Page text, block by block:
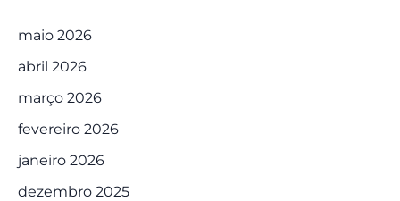
maio 2026
abril 2026
março 2026
fevereiro 2026
janeiro 2026
dezembro 2025